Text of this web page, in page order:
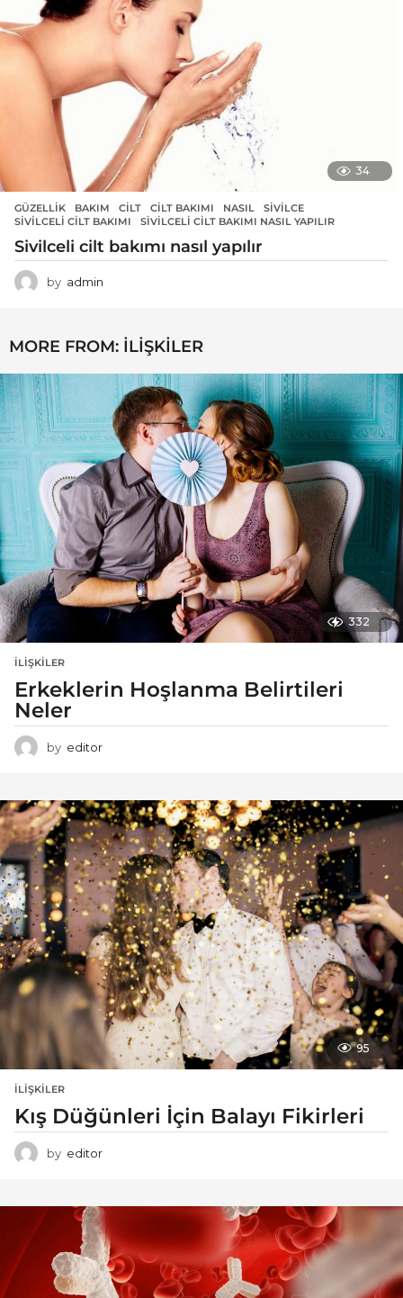
34
GÜZELLIK BAKIM ,CILT ,CILT BAKIMI ,NASIL ,SIVILCE
SIVILCELI CILT BAKIMI
,SIVILCELI CILT BAKIMI NASIL YAPILIR
Sivilceli cilt bakımı nasıl yapılır
by admin
MORE FROM: İLIŞKILER
332
İLIŞKILER
Erkeklerin Hoşlanma Belirtileri
Neler
by editor
95
İLIŞKILER
Kış Düğünleri İçin Balayı Fikirleri
by editor